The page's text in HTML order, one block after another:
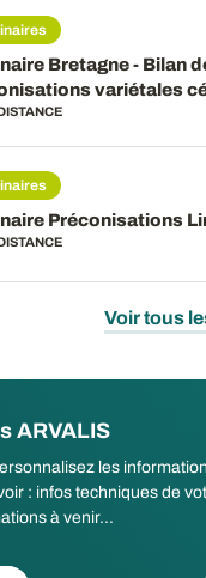
Bretagne - Bilan
variétales
Préconisations
Voir tous
ARVALIS
les
: infos techniques de
à venir...